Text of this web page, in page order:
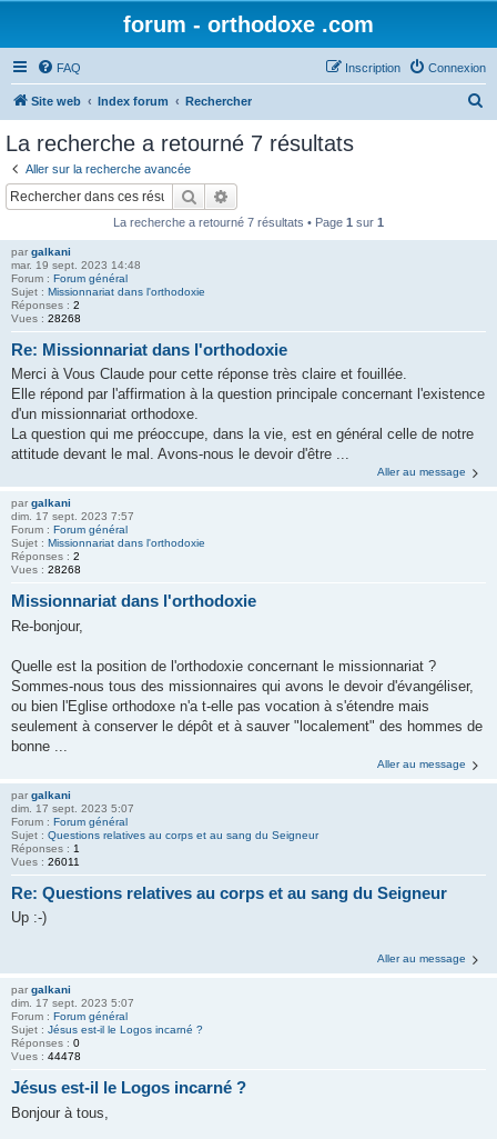
forum - orthodoxe .com
FAQ Connexion
Inscription
Site web Index forum Rechercher
La recherche a retourné 7 résultats
Aller sur la recherche avancée
Rechercher
La recherche a retourné 7 résultats • Page 1 sur 1
par galkani
mar. 19 sept. 2023 14:48
Forum : Forum général
Sujet : Missionnariat dans l'orthodoxie
Réponses : 2
Vues : 28268
Re: Missionnariat dans l'orthodoxie
Merci à Vous Claude pour cette réponse très claire et fouillée.
Elle répond par l'affirmation à la question principale concernant l'existence
d'un missionnariat orthodoxe.
La question qui me préoccupe, dans la vie, est en général celle de notre
attitude devant le mal. Avons-nous le devoir d'être ...
Aller au message
par galkani
dim. 17 sept. 2023 7:57
Forum : Forum général
Sujet : Missionnariat dans l'orthodoxie
Réponses : 2
Vues : 28268
Missionnariat dans l'orthodoxie
Re-bonjour,
Quelle est la position de l'orthodoxie concernant le missionnariat ?
Sommes-nous tous des missionnaires qui avons le devoir d'évangéliser,
ou bien l'Eglise orthodoxe n'a t-elle pas vocation à s'étendre mais
seulement à conserver le dépôt et à sauver "localement" des hommes de
bonne ...
Aller au message
par galkani
dim. 17 sept. 2023 5:07
Forum : Forum général
Sujet : Questions relatives au corps et au sang du Seigneur
Réponses : 1
Vues : 26011
Re: Questions relatives au corps et au sang du Seigneur
Up :-)
Aller au message
par galkani
dim. 17 sept. 2023 5:07
Forum : Forum général
Sujet : Jésus est-il le Logos incarné ?
Réponses : 0
Vues : 44478
Jésus est-il le Logos incarné ?
Bonjour à tous,